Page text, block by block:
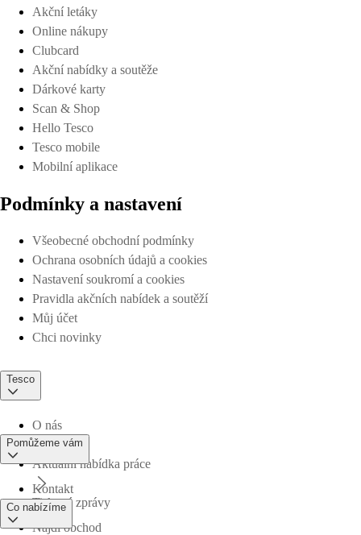
Akční letáky
Online nákupy
Clubcard
Akční nabídky a soutěže
Dárkové karty
Scan & Shop
Hello Tesco
Tesco mobile
Mobilní aplikace
Podmínky a nastavení
Všeobecné obchodní podmínky
Ochrana osobních údajů a cookies
Nastavení soukromí a cookies
Pravidla akčních nabídek a soutěží
Můj účet
Chci novinky
Tesco
O nás
Aktuální nabídka práce
Tiskové zprávy
Pomůžeme vám
Kontakt
Najdi obchod
Co nabízíme